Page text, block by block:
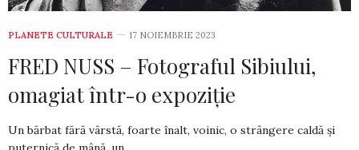
PLANETE CULTURALE 17 NOIEMBRIE 2023
FRED NUSS – Fotograful Sibiului,
omagiat într-o expoziție
Un bărbat fără vârstă, foarte înalt, voinic, o strângere caldă și